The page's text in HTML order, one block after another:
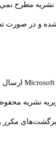
نشريه مطرح
و در
Microsoft ارسال
نشریه
مکرر